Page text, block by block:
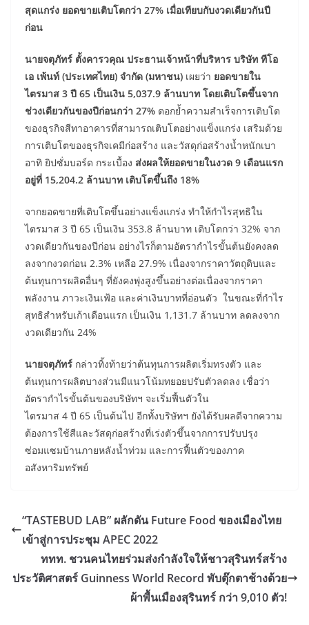
สุดแกร่ง ยอดขายเติบโตกว่า 27% เมื่อเทียบกับงวดเดียวกันปี
ก่อน
นายจตุภัทร์ ตั้งคารวคุณ ประธานเจ้าหน้าที่บริหาร บริษัท ทีโอ
เอ เพ้นท์ (ประเทศไทย) จำกัด (มหาชน) เผยว่า ยอดขายใน
ไตรมาส 3 ปี 65 เป็นเงิน 5,037.9 ล้านบาท โดยเติบโตขึ้นจาก
ช่วงเดียวกันของปีก่อนกว่า 27% ตอกย้ำความสำเร็จการเติบโต
ของธุรกิจสีทาอาคารที่สามารถเติบโตอย่างแข็งแกร่ง เสริมด้วย
การเติบโตของธุรกิจเคมีก่อสร้าง และวัสดุก่อสร้างน้ำหนักเบา
อาทิ ยิปซั่มบอร์ด กระเบื้อง ส่งผลให้ยอดขายในงวด 9 เดือนแรก
อยู่ที่ 15,204.2 ล้านบาท เติบโตขึ้นถึง 18%
จากยอดขายที่เติบโตขึ้นอย่างแข็งแกร่ง ทำให้กำไรสุทธิใน
ไตรมาส 3 ปี 65 เป็นเงิน 353.8 ล้านบาท เติบโตกว่า 32% จาก
งวดเดียวกันของปีก่อน อย่างไรก็ตามอัตรากำไรขั้นต้นยังคงลด
ลงจากงวดก่อน 2.3% เหลือ 27.9% เนื่องจากราคาวัตถุดิบและ
ต้นทุนการผลิตอื่นๆ ที่ยังคงพุ่งสูงขึ้นอย่างต่อเนื่องจากราคา
พลังงาน ภาวะเงินเฟ้อ และค่าเงินบาทที่อ่อนตัว ในขณะที่กำไร
สุทธิสำหรับเก้าเดือนแรก เป็นเงิน 1,131.7 ล้านบาท ลดลงจาก
งวดเดียวกัน 24%
นายจตุภัทร์ กล่าวทิ้งท้ายว่าต้นทุนการผลิตเริ่มทรงตัว และ
ต้นทุนการผลิตบางส่วนมีแนวโน้มทยอยปรับตัวลดลง เชื่อว่า
อัตรากำไรขั้นต้นของบริษัทฯ จะเริ่มฟื้นตัวใน
ไตรมาส 4 ปี 65 เป็นต้นไป อีกทั้งบริษัทฯ ยังได้รับผลดีจากความ
ต้องการใช้สีและวัสดุก่อสร้างที่เร่งตัวขึ้นจากการปรับปรุง
ซ่อมแซมบ้านภายหลังน้ำท่วม และการฟื้นตัวของภาค
อสังหาริมทรัพย์
“TASTEBUD LAB” ผลักดัน Future Food ของเมืองไทย
เข้าสู่การประชุม APEC 2022
ททท. ชวนคนไทยร่วมส่งกำลังใจให้ชาวสุรินทร์สร้าง
ประวัติศาสตร์ Guinness World Record พับตุ๊กตาช้างด้วย
ผ้าพื้นเมืองสุรินทร์ กว่า 9,010 ตัว!